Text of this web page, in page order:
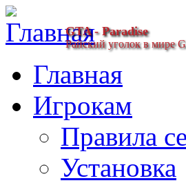
GTA - Paradise
Райский уголок в мире
Главная
Игрокам
Правила
Установка